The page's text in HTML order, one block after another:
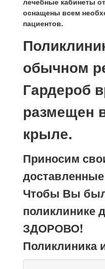
оснащены всем
пациентов.
обычном
Гардероб
размещен
крыле.
Приносим
Чтобы Вы
поликлинике
ЗДОРОВО!
Поликлиника